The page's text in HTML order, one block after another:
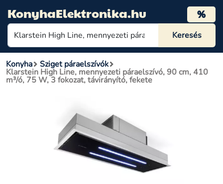
KonyhaElektronika.hu %
Konyha Sziget páraelszívók
Klarstein High Line, mennyezeti páraelszívó, 90 cm, 410
m³/ó, 75 W, 3 fokozat, távirányító, fekete